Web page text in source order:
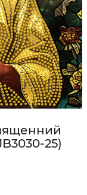
25)